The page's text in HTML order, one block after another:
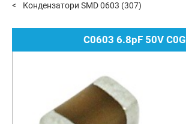
Кондензатори SMD 0603 (307)
C0603 6.8pF 50V C0G